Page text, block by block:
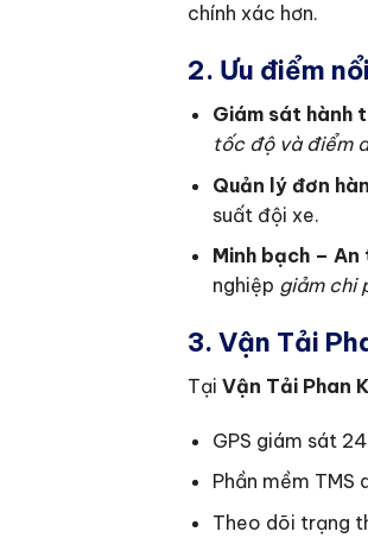
chính xác hơn.
2. Ưu điểm
Giám sát hành
tốc độ và điểm
Quản lý đơn
suất đội xe.
Minh bạch –
nghiệp giảm chi
3. Vận Tải
Tại Vận Tải Phan
GPS giám sát
Phần mềm
Theo dõi trạng